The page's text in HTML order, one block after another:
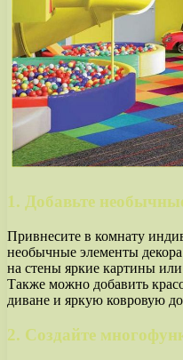
1. Добавьте
Привнесите в комнату
необычные элементы
на стены яркие картины
Также можно добавить
диване и яркую ковровую
2. Создайте